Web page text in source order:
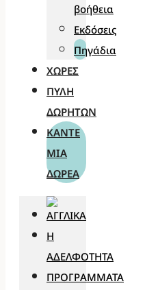
βοήθεια
Εκδόσεις
Πηγάδια
ΧΏΡΕΣ
ΠΎΛΗ
ΔΩΡΗΤΏΝ
ΚΆΝΤΕ
ΜΊΑ
ΔΩΡΕΆ
Η
ΑΔΕΛΦΌΤΗΤΑ
ΠΡΟΓΡΆΜΜΑΤΑ